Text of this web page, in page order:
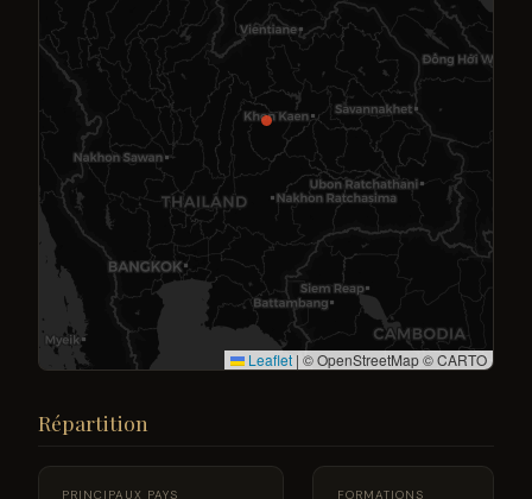
Leaflet | © OpenStreetMap © CARTO
Répartition
PRINCIPAUX PAYS
FORMATIONS